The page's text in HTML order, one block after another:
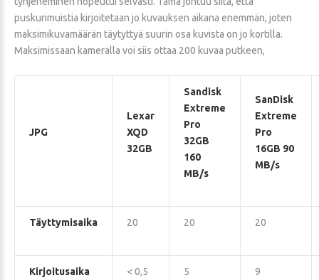
puskurimuistia kirjoitetaan jo kuvauksen aikana enemmän, joten
maksimikuvamäärän täytyttyä suurin osa kuvista on jo kortilla.
Maksimissaan kameralla voi siis ottaa 200 kuvaa putkeen,
JPG
Lexar
XQD
32GB
Sandisk
Extreme
Pro
32GB
160
MB/s
SanDisk
Extreme
Pro
16GB 90
MB/s
Täyttymisaika 20 20 20
Kirjoitusaika < 0,5 5 9